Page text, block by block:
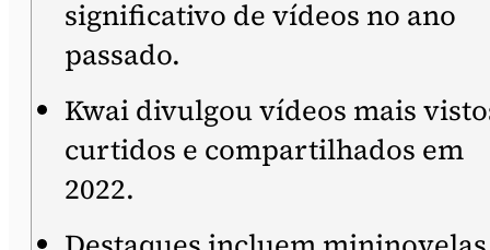
significativo de vídeos no ano
passado.
Kwai divulgou vídeos mais
curtidos e compartilhados em
2022.